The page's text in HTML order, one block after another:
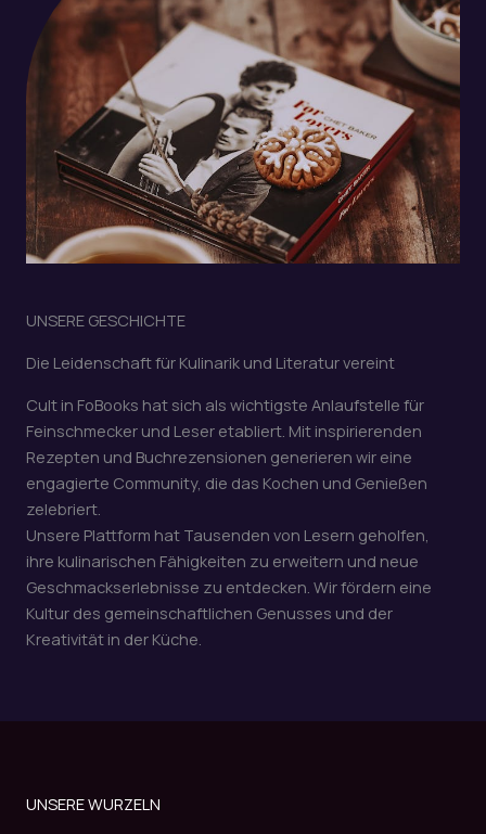
UNSERE GESCHICHTE
Die Leidenschaft für Kulinarik und Literatur vereint
Cult in FoBooks hat sich als wichtigste Anlaufstelle für
Feinschmecker und Leser etabliert. Mit inspirierenden
Rezepten und Buchrezensionen generieren wir eine
engagierte Community, die das Kochen und Genießen
zelebriert.
Unsere Plattform hat Tausenden von Lesern geholfen,
ihre kulinarischen Fähigkeiten zu erweitern und neue
Geschmackserlebnisse zu entdecken. Wir fördern eine
Kultur des gemeinschaftlichen Genusses und der
Kreativität in der Küche.
UNSERE WURZELN